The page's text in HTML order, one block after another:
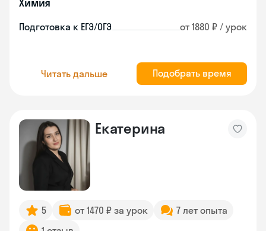
Подготовка к ЕГЭ/ОГЭ от 1880 ₽ / урок
Читать дальше Подобрать время
Екатерина
5 от 1470 ₽ за урок
7 лет опыта